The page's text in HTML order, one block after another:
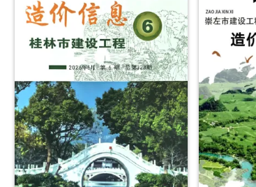
价
信
扫
件
PDF，
属
于
百
色
市
息
网
件
PDF，
属
于
北
海
市
工
程
月
林
设
工
程
造
价
信
息）
月
信
（来
宾
建
设
工
程
造
价
信
息）
PDF